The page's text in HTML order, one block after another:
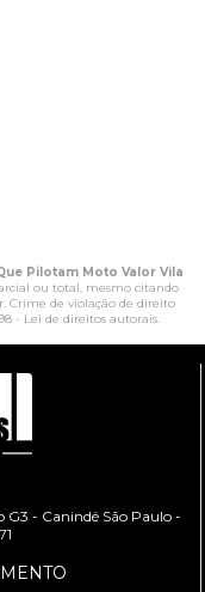
Pilotam Moto Valor Vila
ou total, mesmo citando
Crime de violação de direito
- Lei de direitos autorais.
G3 - Canindé São Paulo -